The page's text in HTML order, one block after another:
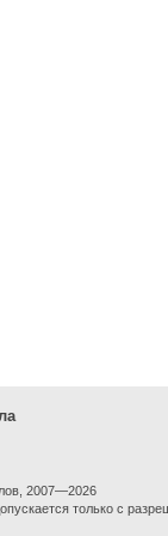
2007—2026
только с